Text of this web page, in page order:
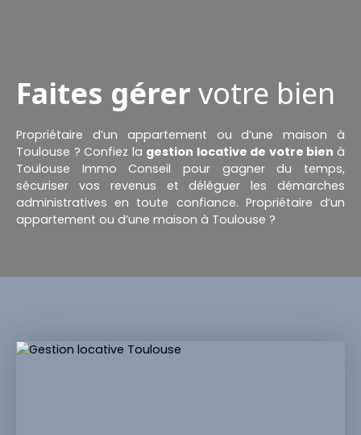
Faites gérer votre bien
Propriétaire d’un appartement ou d’une maison à
Toulouse ? Confiez la gestion locative de votre bienà
Toulouse Immo Conseil pour gagner du temps,
sécuriser vos revenus et déléguer les démarches
administratives en toute confiance. Propriétaire d’un
appartement ou d’une maison à Toulouse ?